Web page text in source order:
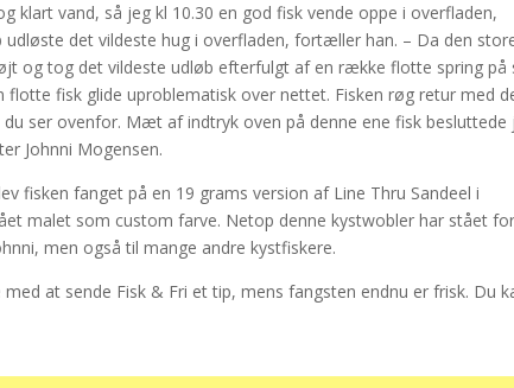
klart vand, så jeg kl 10.30 en god fisk vende oppe i overfladen,
det vildeste hug i overfladen, fortæller han. – Da den
og tog det vildeste udløb efterfulgt af en række flotte spring på
flotte fisk glide uproblematisk over nettet. Fisken røg retur med
ser ovenfor. Mæt af indtryk oven på denne ene fisk besluttede
Johnni Mogensen.
fisken fanget på en 19 grams version af Line Thru Sandeel i
malet som custom farve. Netop denne kystwobler har stået
men også til mange andre kystfiskere.
at sende Fisk & Fri et tip, mens fangsten endnu er frisk. Du